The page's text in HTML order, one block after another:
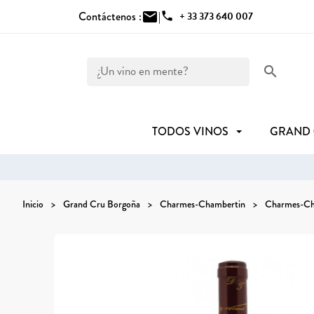
Contáctenos :mail|phone + 33 373 640 007
search
TODOS VINOS GRAND
Inicio Grand Cru Borgoña Charmes-Chambertin Charmes-